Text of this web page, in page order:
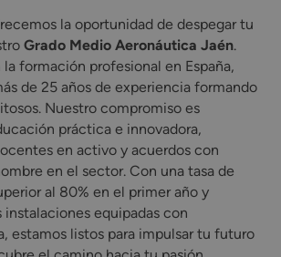
la oportunidad de despegar tu
Grado Medio Aeronáutica Jaén.
formación profesional en España,
de 25 años de experiencia formando
Nuestro compromiso es
práctica e innovadora,
en activo y acuerdos con
en el sector. Con una tasa de
al 80% en el primer año y
instalaciones equipadas con
estamos listos para impulsar tu futuro